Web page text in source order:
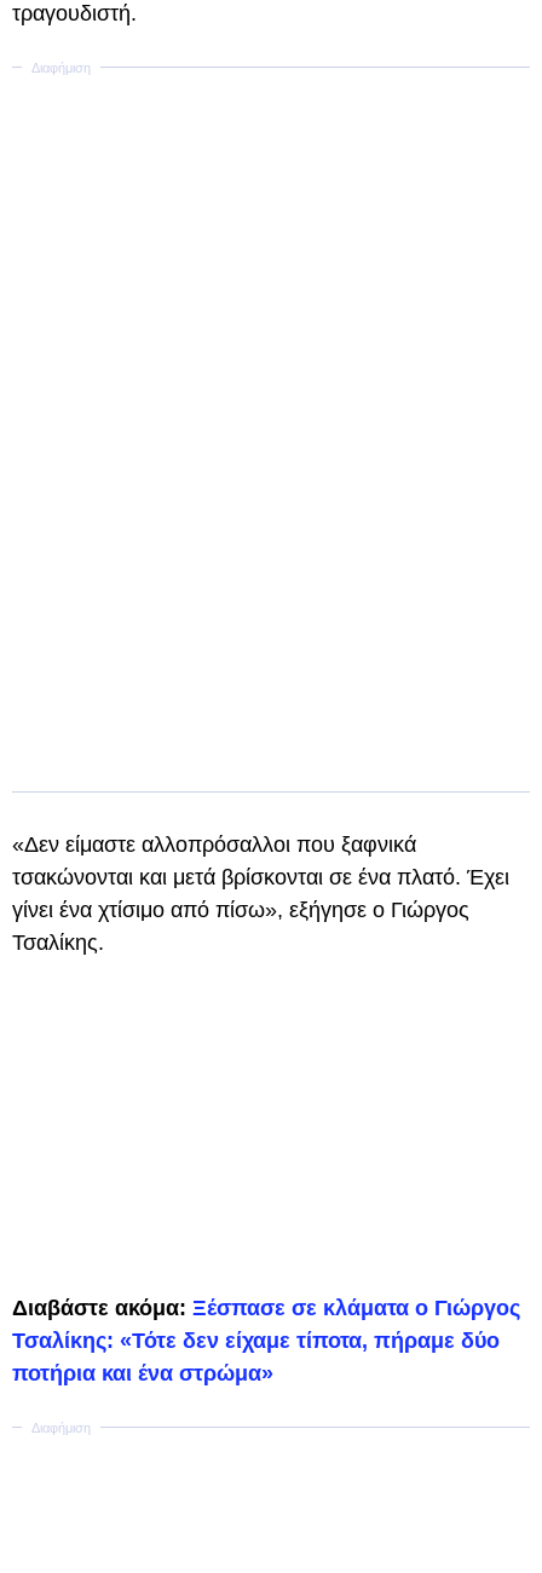
τραγουδιστή.
«Δεν είμαστε αλλοπρόσαλλοι που ξαφνικά
τσακώνονται και μετά βρίσκονται σε ένα πλατό. Έχει
γίνει ένα χτίσιμο από πίσω», εξήγησε ο Γιώργος
Τσαλίκης.
Διαβάστε ακόμα: Ξέσπασε σε κλάματα ο Γιώργος
Τσαλίκης: «Τότε δεν είχαμε τίποτα, πήραμε δύο
ποτήρια και ένα στρώμα»